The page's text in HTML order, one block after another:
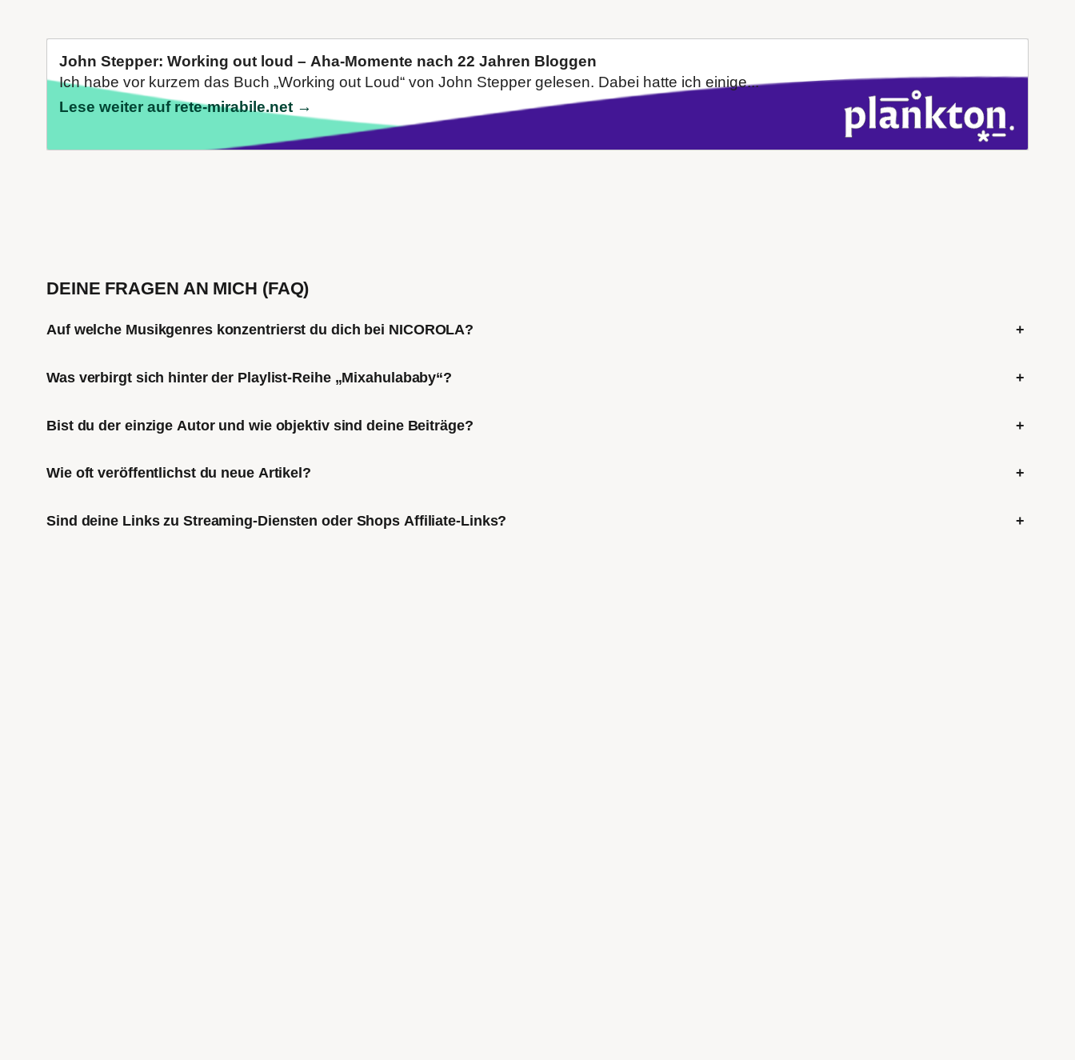
John Stepper: Working out loud – Aha-Momente nach 22 Jahren Bloggen
Ich habe vor kurzem das Buch „Working out Loud“ von John Stepper gelesen. Dabei hatte ich einige...
Lese weiter auf rete-mirabile.net →
DEINE FRAGEN AN MICH (FAQ)
Auf welche Musikgenres konzentrierst du dich bei NICOROLA? +
Was verbirgt sich hinter der Playlist-Reihe „Mixahulababy“? +
Bist du der einzige Autor und wie objektiv sind deine Beiträge? +
Wie oft veröffentlichst du neue Artikel? +
Sind deine Links zu Streaming-Diensten oder Shops Affiliate-Links? +